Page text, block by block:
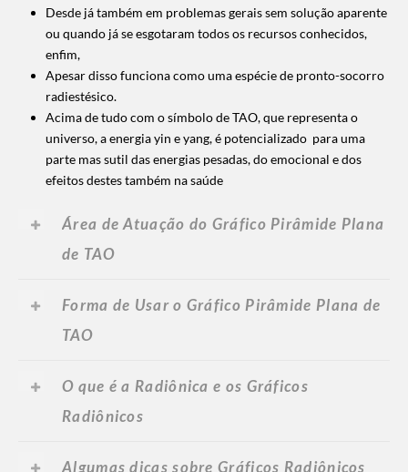
Desde já também em problemas gerais sem solução aparente
ou quando já se esgotaram todos os recursos conhecidos,
enfim,
Apesar disso funciona como uma espécie de pronto-socorro
radiestésico.
Acima de tudo com o símbolo de TAO, que representa o
universo, a energia yin e yang, é potencializado para uma
parte mas sutil das energias pesadas, do emocional e dos
efeitos destes também na saúde
Área de Atuação do Gráfico Pirâmide Plana
de TAO
Forma de Usar o Gráfico Pirâmide Plana de
TAO
O que é a Radiônica e os Gráficos
Radiônicos
Algumas dicas sobre Gráficos Radiônicos